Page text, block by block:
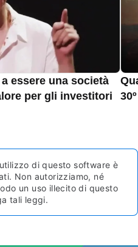
essere una società
per gli investitori
di questo software è
Non autorizziamo, né
un uso illecito di questo
tali leggi.